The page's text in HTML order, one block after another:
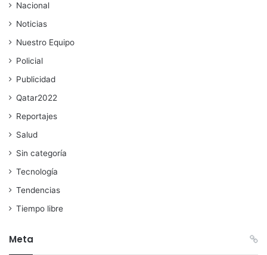
Nacional
Noticias
Nuestro Equipo
Policial
Publicidad
Qatar2022
Reportajes
Salud
Sin categoría
Tecnología
Tendencias
Tiempo libre
Meta